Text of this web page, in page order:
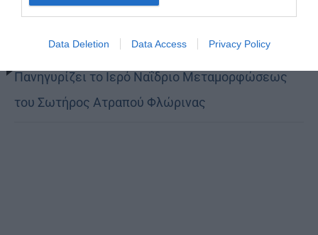
Data Deletion Data Access Privacy Policy
Πανηγυρίζει το Ιερό Ναΐδριο Μεταμορφώσεως
του Σωτήρος Ατραπού Φλώρινας